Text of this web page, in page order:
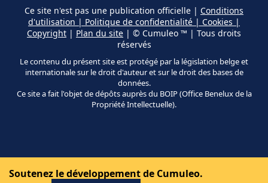
Ce site n'est pas une publication officielle | Conditions
d'utilisation | Politique de confidentialité | Cookies |
Copyright | Plan du site | © Cumuleo ™ | Tous droits
réservés
Le contenu du présent site est protégé par la législation belge et
internationale sur le droit d'auteur et sur le droit des bases de
données.
Ce site a fait l'objet de dépôts auprès du BOIP (Office Benelux de la
Propriété Intellectuelle).
Soutenez le développement de Cumuleo.